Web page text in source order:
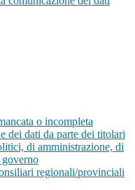
o incompleta
dei dati da parte dei titolari
di amministrazione, di
regionali/provinciali